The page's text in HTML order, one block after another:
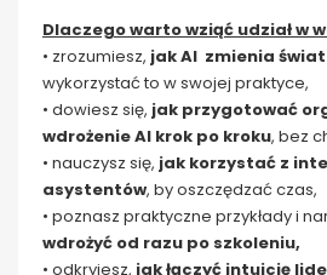
Dlaczego warto wziąć udział w
• zrozumiesz, jak AI zmienia
wykorzystać to w swojej praktyce,
• dowiesz się, jak przygotować
wdrożenie AI krok po kroku, bez
• nauczysz się, jak korzystać z
asystentów, by oszczędzać czas,
• poznasz praktyczne przykłady i
wdrożyć od razu po szkoleniu,
• odkryjesz, jak łączyć intuicję